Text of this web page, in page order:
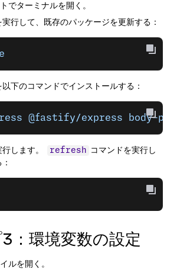
でターミナルを開く。
行して、既存のパッケージを更新する：
下のコマンドでインストールする：
@fastify/express body-
します。 refresh
コマンドを実行し
：環境変数の設定
ルを開く。